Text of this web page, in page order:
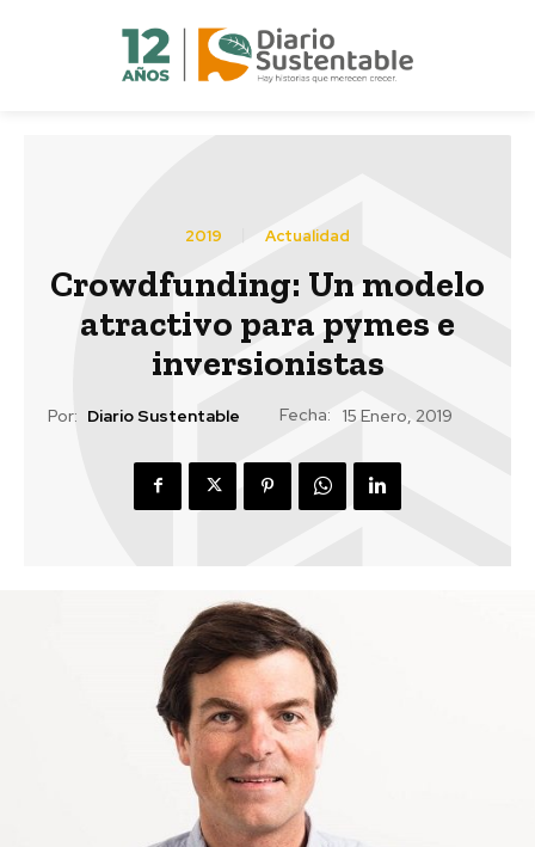
2019 Actualidad
Crowdfunding: Un modelo
atractivo para pymes e
inversionistas
Por: Diario Sustentable Fecha: 15 Enero, 2019